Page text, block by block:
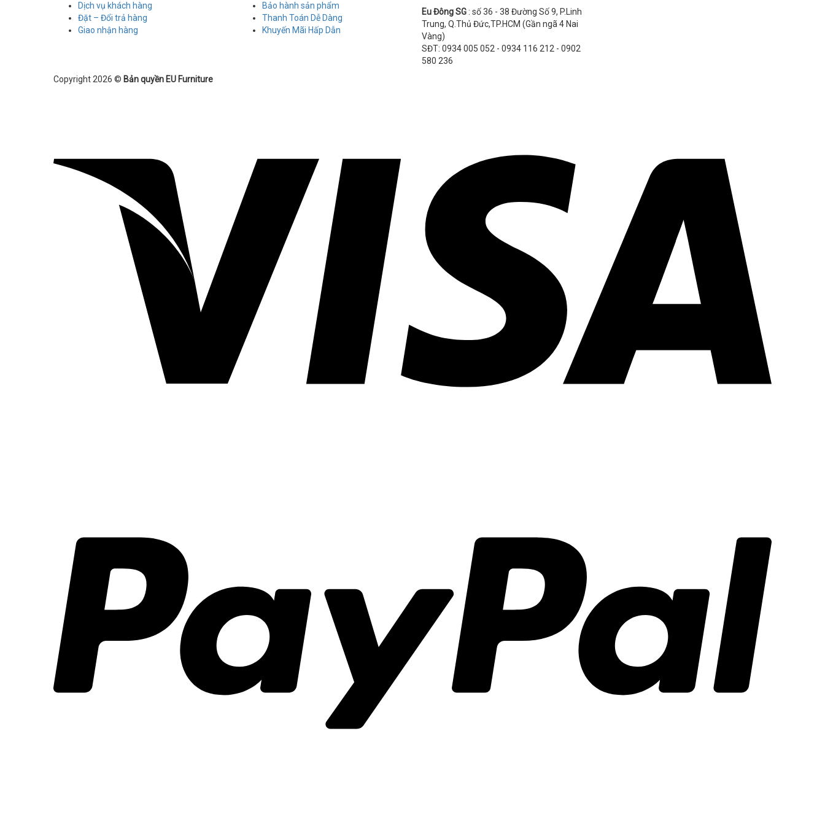
Dịch vụ khách hàng
Đặt – Đổi trả hàng
Giao nhận hàng
Bảo hành sản phẩm
Thanh Toán Dễ Dàng
Khuyến Mãi Hấp Dẫn
Eu Đông SG : số 36 - 38 Đường Số 9, P.Linh
Trung, Q.Thủ Đức,TP.HCM (Gần ngã 4 Nai
Vàng)
SĐT: 0934 005 052 - 0934 116 212 - 0902
580 236
Copyright 2026 © Bản quyền EU Furniture